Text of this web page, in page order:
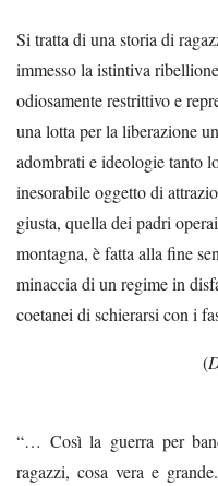
Si tratta di una storia di
immesso la istintiva
odiosamente restrittivo e
una lotta per la liberazione
adombrati e ideologie tanto
inesorabile oggetto di
giusta, quella dei padri
montagna, è fatta alla fine
minaccia di un regime in
coetanei di schierarsi con i
(
“… Così la guerra per
ragazzi, cosa vera e